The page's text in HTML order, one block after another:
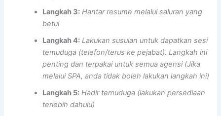
Langkah 3: Hantar resume melalui saluran yang
betul
Langkah 4: Lakukan susulan untuk dapatkan sesi
temuduga (telefon/terus ke pejabat). Langkah ini
penting dan terpakai untuk semua agensi (Jika
melalui SPA, anda tidak boleh lakukan langkah ini)
Langkah 5: Hadir temuduga (lakukan persediaan
terlebih dahulu)